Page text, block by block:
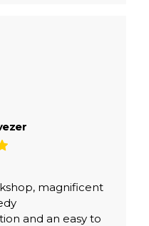
magnificent
and an easy to